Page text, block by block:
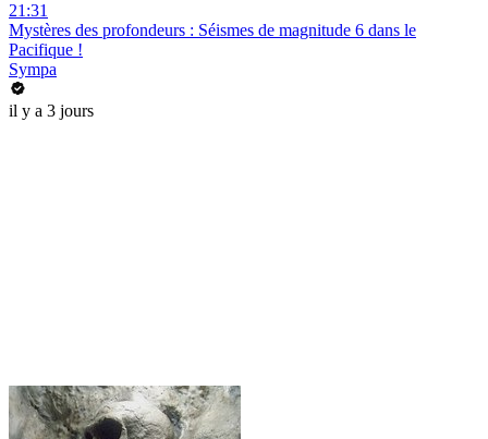
21:31
Mystères des profondeurs : Séismes de magnitude 6 dans le
Pacifique !
Sympa
il y a 3 jours